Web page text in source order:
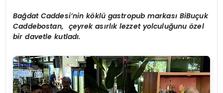
Bağdat Caddesi’nin köklü gastropub markası BiBuçuk
Caddebostan, çeyrek asırlık lezzet yolculuğunu özel
bir davetle kutladı.